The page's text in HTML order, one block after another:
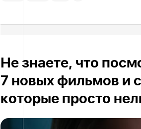
Не знаете, что
7 новых фильмов и
которые просто